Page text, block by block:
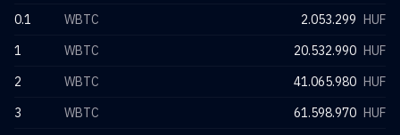
0.1
WBTC 2.053.299 HUF
1
WBTC 20.532.990 HUF
2
WBTC 41.065.980 HUF
3
WBTC 61.598.970 HUF